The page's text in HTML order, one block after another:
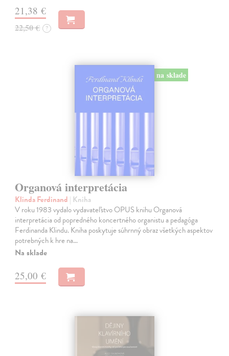
21,38 €
22,50 € ?
na sklade
Organová interpretácia
Klinda Ferdinand | Kniha
V roku 1983 vydalo vydavateľstvo OPUS knihu Organová
interpretácia od popredného koncertného organistu a pedagóga
Ferdinanda Klindu. Kniha poskytuje súhrnný obraz všetkých aspektov
potrebných k hre na…
Na sklade
25,00 €